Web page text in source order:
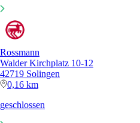
Rossmann
Walder Kirchplatz 10-12
42719 Solingen
0,16 km
geschlossen